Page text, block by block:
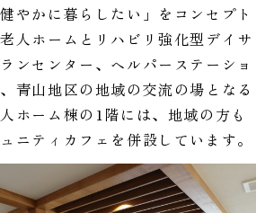
やかに暮らしたい」をコンセプト
人ホームとリハビリ強化型デイサ
ンセンター、ヘルパーステーショ
青山地区の地域の交流の場となる
ホーム棟の1階には、地域の方も
ニティカフェを併設しています。